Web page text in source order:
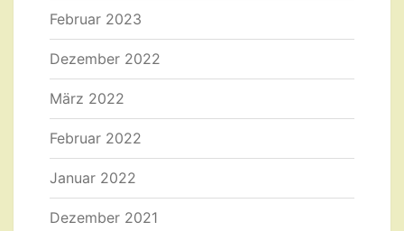
Februar 2023
Dezember 2022
März 2022
Februar 2022
Januar 2022
Dezember 2021